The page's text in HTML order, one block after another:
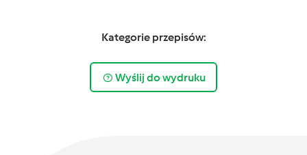
Kategorie przepisów:
Wyślij do wydruku